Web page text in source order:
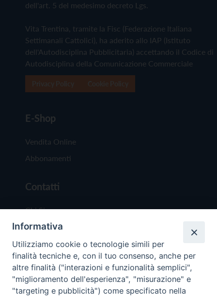
dell'art. 5 del medesimo decreto Lgs.
Vita Trentina, tramite la Fisc (Federazione Italiana
Settimanali Cattolici), ha aderito allo IAP (Istituto
dell'Autodisciplina Pubblicitaria) accettando il Codice di
Autodisciplina della Comunicazione Commerciale
E-Shop
Vendita Online
Abbonamenti
Contatti
Chi Siamo
Redazione
Scrivici
Informativa
Utilizziamo cookie o tecnologie simili per
finalità tecniche e, con il tuo consenso, anche per
altre finalità ("interazioni e funzionalità semplici",
"miglioramento dell'esperienza", "misurazione" e
"targeting e pubblicità") come specificato nella